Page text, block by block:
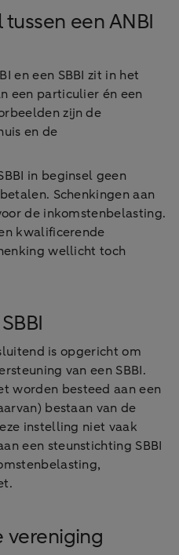
een ANBI
en een SBBI zit in het
een particulier én een
zijn de
en de
in beginsel geen
Schenkingen aan
de inkomstenbelasting.
kwalificerende
wellicht toch
is opgericht om
van een SBBI.
worden besteed aan een
bestaan van de
instelling niet vaak
een steunstichting SBBI
vereniging